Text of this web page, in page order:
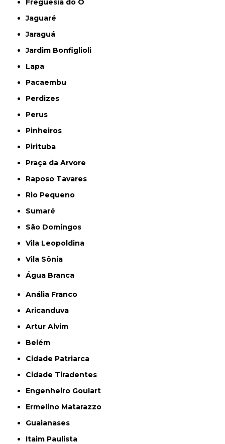
Freguesia do Ó
Jaguaré
Jaraguá
Jardim Bonfiglioli
Lapa
Pacaembu
Perdizes
Perus
Pinheiros
Pirituba
Praça da Arvore
Raposo Tavares
Rio Pequeno
Sumaré
São Domingos
Vila Leopoldina
Vila Sônia
Água Branca
Anália Franco
Aricanduva
Artur Alvim
Belém
Cidade Patriarca
Cidade Tiradentes
Engenheiro Goulart
Ermelino Matarazzo
Guaianases
Itaim Paulista